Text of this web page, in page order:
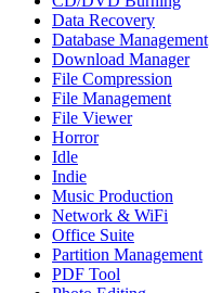
Data Recovery
Database Management
Download Manager
File Compression
File Management
File Viewer
Horror
Idle
Indie
Music Production
Network & WiFi
Office Suite
Partition Management
PDF Tool